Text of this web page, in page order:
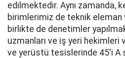
edilmektedir. Aynı zamanda,
birimlerimiz de teknik
birlikte de denetimler
uzmanları ve iş yeri hekimleri
ve yerüstü tesislerinde 45'i A